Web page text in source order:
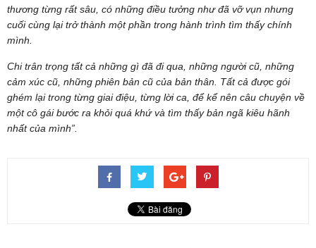
thương từng rất sâu, có những điều tưởng như đã vỡ vụn nhưng
cuối cùng lại trở thành một phần trong hành trình tìm thấy chính
mình.
Chi trân trọng tất cả những gì đã đi qua, những người cũ, những
cảm xúc cũ, những phiên bản cũ của bản thân. Tất cả được gói
ghém lại trong từng giai điệu, từng lời ca, để kể nên câu chuyện về
một cô gái bước ra khỏi quá khứ và tìm thấy bản ngã kiêu hãnh
nhất của mình”.